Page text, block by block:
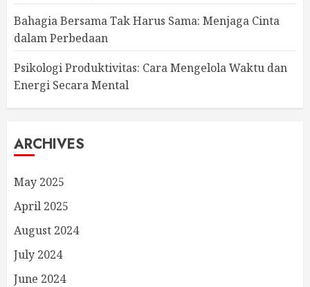
Bahagia Bersama Tak Harus Sama: Menjaga Cinta
dalam Perbedaan
Psikologi Produktivitas: Cara Mengelola Waktu dan
Energi Secara Mental
ARCHIVES
May 2025
April 2025
August 2024
July 2024
June 2024